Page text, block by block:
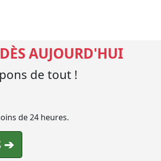
AUJOURD'HUI
de tout !
de 24 heures.
➔